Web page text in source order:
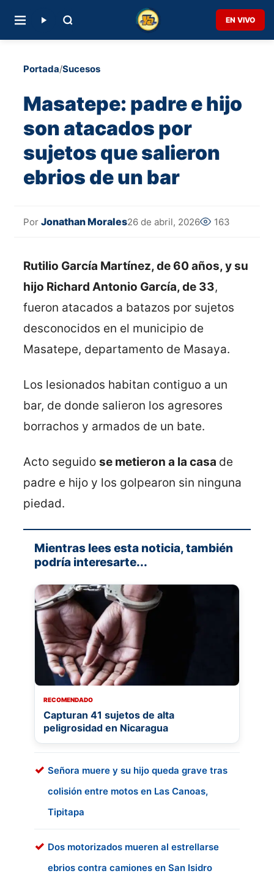
EN VIVO
Portada/Sucesos
Masatepe: padre e hijo
son atacados por
sujetos que salieron
ebrios de un bar
Por Jonathan Morales26 de abril, 2026 163
Rutilio García Martínez, de 60 años, y su
hijo Richard Antonio García, de 33,
fueron atacados a batazos por sujetos
desconocidos en el municipio de
Masatepe, departamento de Masaya.
Los lesionados habitan contiguo a un
bar, de donde salieron los agresores
borrachos y armados de un bate.
Acto seguido se metieron a la casa de
padre e hijo y los golpearon sin ninguna
piedad.
Mientras lees esta noticia, también
podría interesarte...
RECOMENDADO
Capturan 41 sujetos de alta
peligrosidad en Nicaragua
Señora muere y su hijo queda grave tras
colisión entre motos en Las Canoas,
Tipitapa
Dos motorizados mueren al estrellarse
ebrios contra camiones en San Isidro